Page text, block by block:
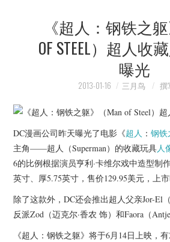
映像快讯
脱口秀
杂七杂八
电影档期
《超人：钢铁之
OF STEEL）超人收
曝光
2013-01-16 三月鸟 撰
DC漫画公司昨天曝光了电影《超人 ：钢铁
主角——超人（Superman）的收藏玩具人
6的比例根据演员亨利·卡维尔戏中造型制
英寸、厚5.75英寸，售价129.95美元，上市
除了这款外，DC还会推出超人父亲Jor-El
反派Zod（迈克尔·香农 饰）和Faora（
《超人：钢铁之躯》将于6月14日上映，